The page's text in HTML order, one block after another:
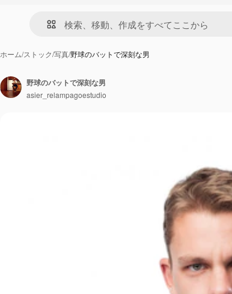
ホーム/ストック/写真/野球のバットで深刻な男
野球のバットで深刻な男
asier_relampagoestudio